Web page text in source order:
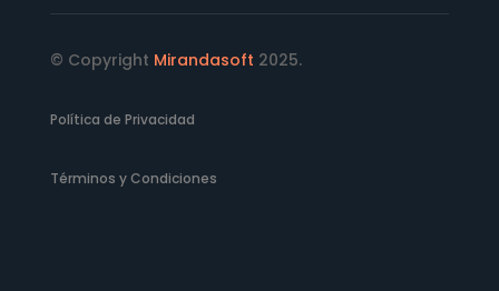
© Copyright Mirandasoft 2025.
Política de Privacidad
Términos y Condiciones